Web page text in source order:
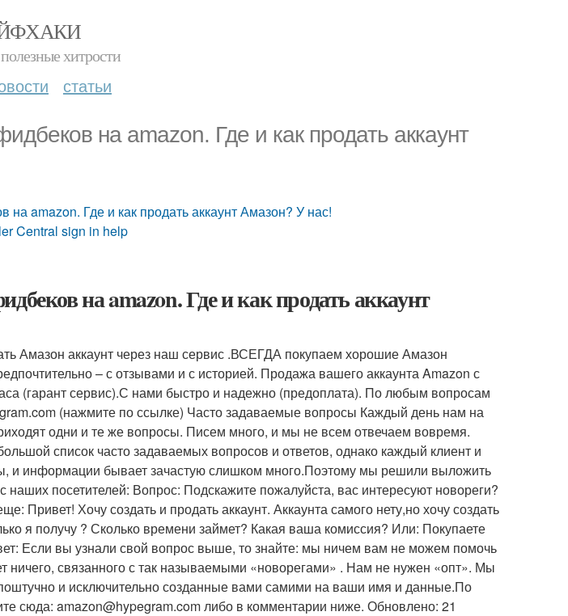
хитрости
статьи
на amazon. Где и как продать аккаунт
на amazon. Где и как продать аккаунт Амазон? У нас!
Central sign in help
на amazon. Где и как продать аккаунт
Амазон аккаунт через наш сервис .ВСЕГДА покупаем хорошие Амазон
– с отзывами и с историей. Продажа вашего аккаунта Amazon с
(гарант сервис).С нами быстро и надежно (предоплата). По любым вопросам
(нажмите по ссылке) Часто задаваемые вопросы Каждый день нам на
одни и те же вопросы. Писем много, и мы не всем отвечаем вовремя.
список часто задаваемых вопросов и ответов, однако каждый клиент и
и информации бывает зачастую слишком много.Поэтому мы решили выложить
наших посетителей: Вопрос: Подскажите пожалуйста, вас интересуют новореги?
Привет! Хочу создать и продать аккаунт. Аккаунта самого нету,но хочу создать
я получу ? Сколько времени займет? Какая ваша комиссия? Или: Покупаете
Если вы узнали свой вопрос выше, то знайте: мы ничем вам не можем помочь
ничего, связанного с так называемыми «новорегами» . Нам не нужен «опт». Мы
и исключительно созданные вами самими на ваши имя и данные.По
сюда: amazon@hypegram.com либо в комментарии ниже. Обновлено: 21